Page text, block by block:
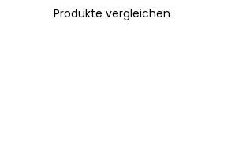
Produkte vergleichen